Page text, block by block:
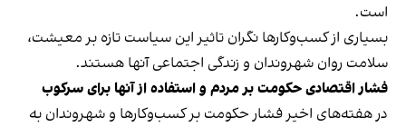
است.
بسیاری از کسب‌وکارها نگران تاثیر این سیاست‌ تازه بر معیشت،
سلامت روان شهروندان و زندگی اجتماعی آنها هستند.
فشار اقتصادی حکومت بر مردم و استفاده از آنها برای سرکوب
در هفته‌های اخیر فشار حکومت بر کسب‌وکارها و شهروندان به